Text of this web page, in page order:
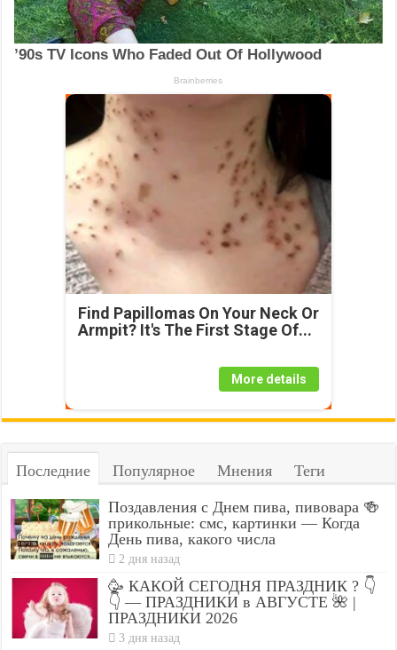
Find Papillomas On Your Neck Or
Armpit? It's The First Stage Of...
More details
Последние Популярное Мнения Теги
Поздавления с Днем пива, пивовара 🍻
прикольные: смс, картинки — Когда
День пива, какого числа
2 дня назад
🥳 КАКОЙ СЕГОДНЯ ПРАЗДНИК ? 👇
👇 — ПРАЗДНИКИ в АВГУСТЕ 🌺 |
ПРАЗДНИКИ 2026
3 дня назад